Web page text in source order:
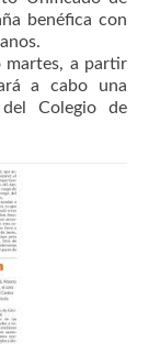
benéfica con
martes, a partir
a cabo una
Colegio de